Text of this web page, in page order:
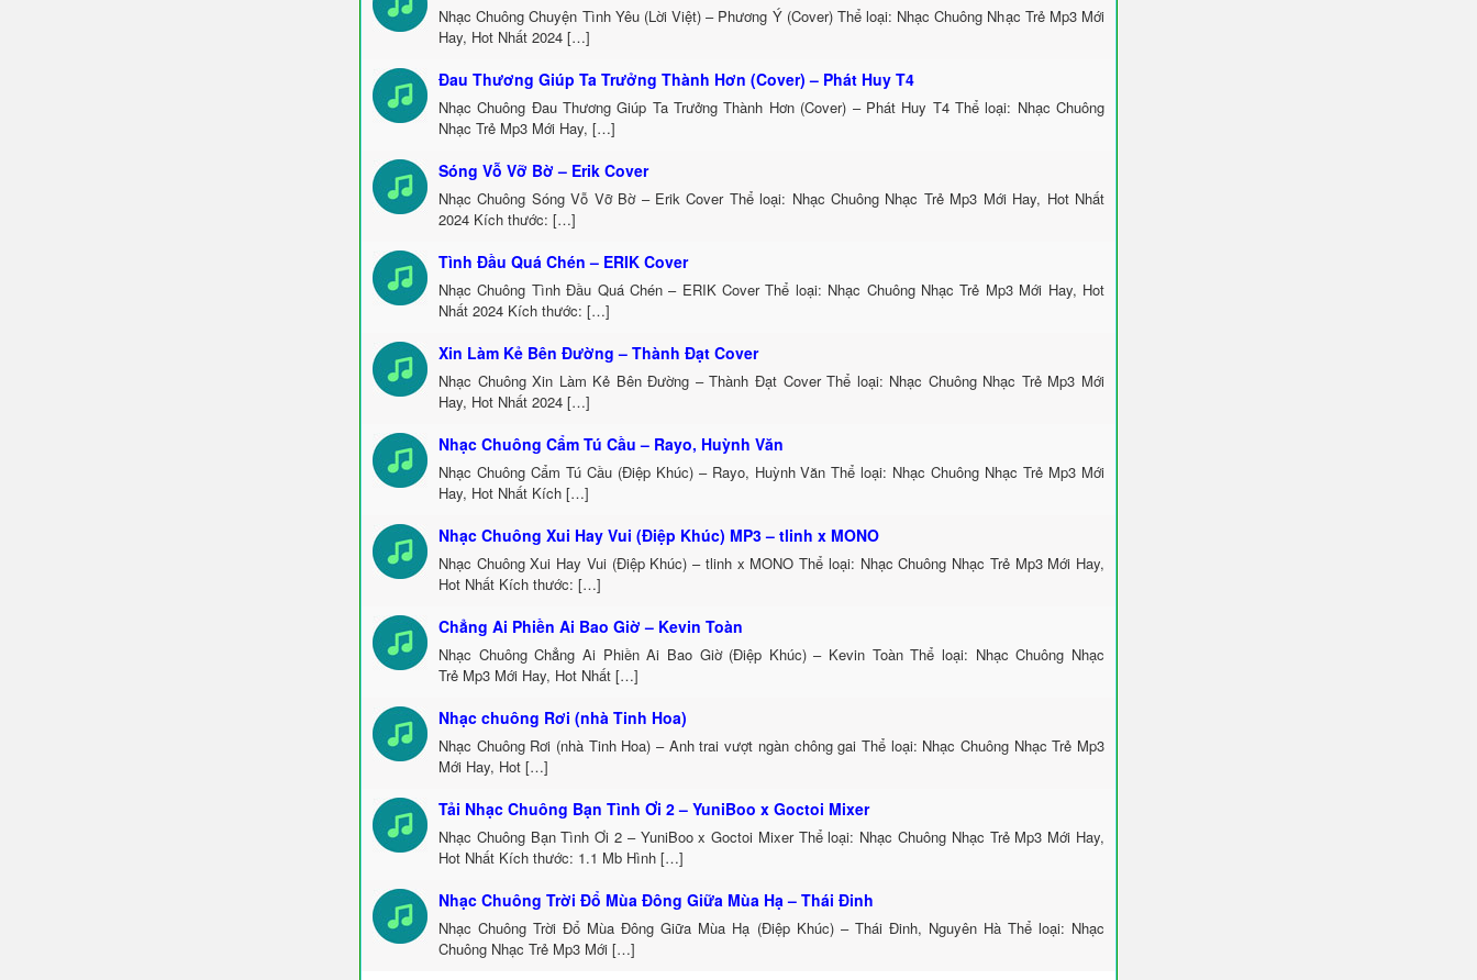
Nhạc Chuông Chuyện Tình Yêu (Lời Việt) – Phương Ý (Cover) Thể loại: Nhạc Chuông Nhạc Trẻ Mp3 Mới
Hay, Hot Nhất 2024 […]
Đau Thương Giúp Ta Trưởng Thành Hơn (Cover) – Phát Huy T4
Nhạc Chuông Đau Thương Giúp Ta Trưởng Thành Hơn (Cover) – Phát Huy T4 Thể loại: Nhạc Chuông
Nhạc Trẻ Mp3 Mới Hay, […]
Sóng Vỗ Vỡ Bờ – Erik Cover
Nhạc Chuông Sóng Vỗ Vỡ Bờ – Erik Cover Thể loại: Nhạc Chuông Nhạc Trẻ Mp3 Mới Hay, Hot Nhất
2024 Kích thước: […]
Tình Đầu Quá Chén – ERIK Cover
Nhạc Chuông Tình Đầu Quá Chén – ERIK Cover Thể loại: Nhạc Chuông Nhạc Trẻ Mp3 Mới Hay, Hot
Nhất 2024 Kích thước: […]
Xin Làm Kẻ Bên Đường – Thành Đạt Cover
Nhạc Chuông Xin Làm Kẻ Bên Đường – Thành Đạt Cover Thể loại: Nhạc Chuông Nhạc Trẻ Mp3 Mới
Hay, Hot Nhất 2024 […]
Nhạc Chuông Cẩm Tú Cầu – Rayo, Huỳnh Văn
Nhạc Chuông Cẩm Tú Cầu (Điệp Khúc) – Rayo, Huỳnh Văn Thể loại: Nhạc Chuông Nhạc Trẻ Mp3 Mới
Hay, Hot Nhất Kích […]
Nhạc Chuông Xui Hay Vui (Điệp Khúc) MP3 – tlinh x MONO
Nhạc Chuông Xui Hay Vui (Điệp Khúc) – tlinh x MONO Thể loại: Nhạc Chuông Nhạc Trẻ Mp3 Mới Hay,
Hot Nhất Kích thước: […]
Chẳng Ai Phiền Ai Bao Giờ – Kevin Toàn
Nhạc Chuông Chẳng Ai Phiền Ai Bao Giờ (Điệp Khúc) – Kevin Toàn Thể loại: Nhạc Chuông Nhạc
Trẻ Mp3 Mới Hay, Hot Nhất […]
Nhạc chuông Rơi (nhà Tinh Hoa)
Nhạc Chuông Rơi (nhà Tinh Hoa) – Anh trai vượt ngàn chông gai Thể loại: Nhạc Chuông Nhạc Trẻ Mp3
Mới Hay, Hot […]
Tải Nhạc Chuông Bạn Tình Ơi 2 – YuniBoo x Goctoi Mixer
Nhạc Chuông Bạn Tình Ơi 2 – YuniBoo x Goctoi Mixer Thể loại: Nhạc Chuông Nhạc Trẻ Mp3 Mới Hay,
Hot Nhất Kích thước: 1.1 Mb Hình […]
Nhạc Chuông Trời Đổ Mùa Đông Giữa Mùa Hạ – Thái Đinh
Nhạc Chuông Trời Đổ Mùa Đông Giữa Mùa Hạ (Điệp Khúc) – Thái Đinh, Nguyên Hà Thể loại: Nhạc
Chuông Nhạc Trẻ Mp3 Mới […]